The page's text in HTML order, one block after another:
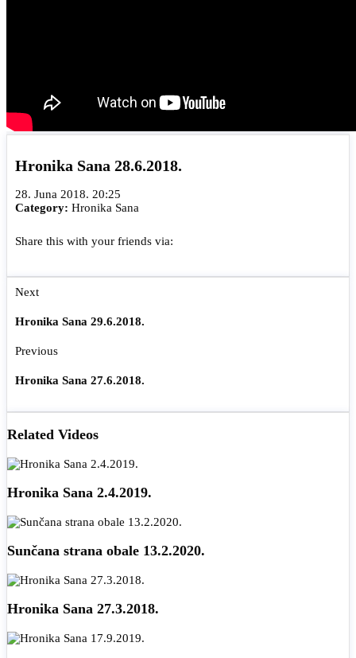
Hronika Sana 28.6.2018.
28. Juna 2018. 20:25
Category: Hronika Sana
Share this with your friends via:
Next
Hronika Sana 29.6.2018.
Previous
Hronika Sana 27.6.2018.
Related Videos
Hronika Sana 2.4.2019.
Sunčana strana obale 13.2.2020.
Hronika Sana 27.3.2018.